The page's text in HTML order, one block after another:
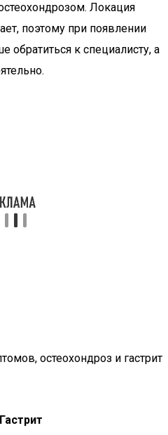
Локация
поэтому при появлении
обратиться к специалисту, а
остеохондроз и гастрит
Гастрит